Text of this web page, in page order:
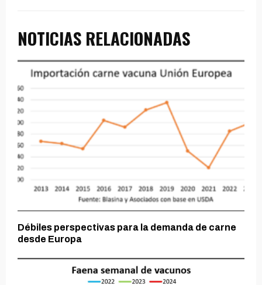
NOTICIAS RELACIONADAS
Débiles perspectivas para la demanda de carne
desde Europa